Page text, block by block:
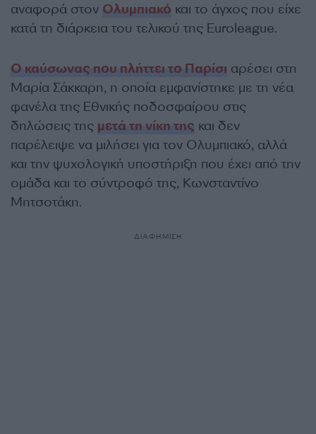
αναφορά στον Ολυμπιακό και το άγχος που είχε
κατά τη διάρκεια του τελικού της Euroleague.
Ο καύσωνας που πλήττει το Παρίσι αρέσει στη
Μαρία Σάκκαρη, η οποία εμφανίστηκε με τη νέα
φανέλα της Εθνικής ποδοσφαίρου στις
δηλώσεις της μετά τη νίκη της και δεν
παρέλειψε να μιλήσει για τον Ολυμπιακό, αλλά
και την ψυχολογική υποστήριξη που έχει από την
ομάδα και το σύντροφό της, Κωνσταντίνο
Μητσοτάκη.
ΔΙΑΦΗΜΙΣΗ